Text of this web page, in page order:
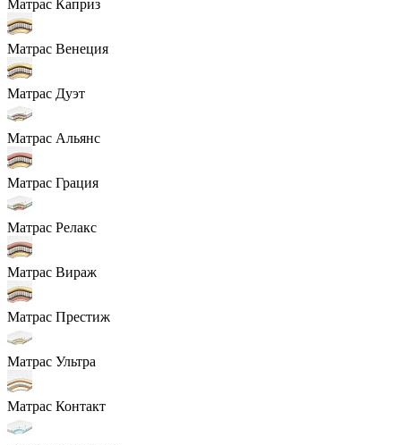
Матрас Каприз
Матрас Венеция
Матрас Дуэт
Матрас Альянс
Матрас Грация
Матрас Релакс
Матрас Вираж
Матрас Престиж
Матрас Ультра
Матрас Контакт